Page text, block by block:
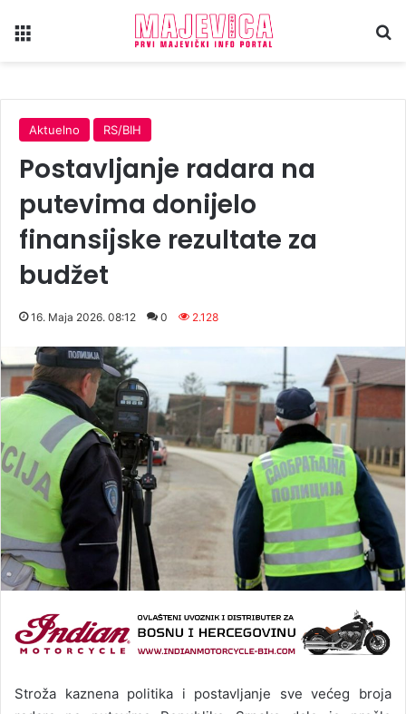
Aktuelno RS/BIH
Postavljanje radara na
putevima donijelo
finansijske rezultate za
budžet
16. Maja 2026. 08:12 0 2.128
Stroža kaznena politika i postavljanje sve većeg broja